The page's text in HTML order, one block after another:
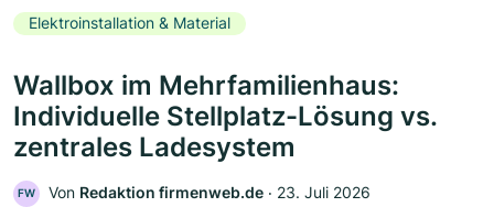
Elektroinstallation & Material
Wallbox im Mehrfamilienhaus:
Individuelle Stellplatz-Lösung vs.
zentrales Ladesystem
FW Von Redaktion firmenweb.de ‧ 23. Juli 2026